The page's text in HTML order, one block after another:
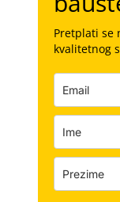
Pretplati se
kvalitetnog